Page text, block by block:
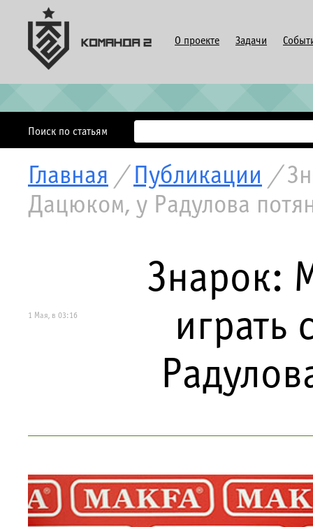
О проекте Задачи
Поиск по статьям
Главная / Публикации /
Дацюком, у Радулова
1 Мая, в 03:16
Знарок:
играть